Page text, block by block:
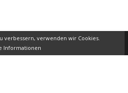
verbessern, verwenden wir Cookies.
Informationen